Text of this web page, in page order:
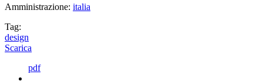
Amministrazione: italia
Tag:
design
Scarica
pdf